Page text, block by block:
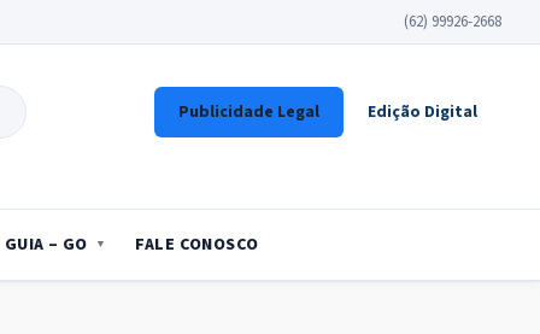
(62) 99926-2668
Publicidade Legal Edição Digital
GUIA – GO FALE CONOSCO